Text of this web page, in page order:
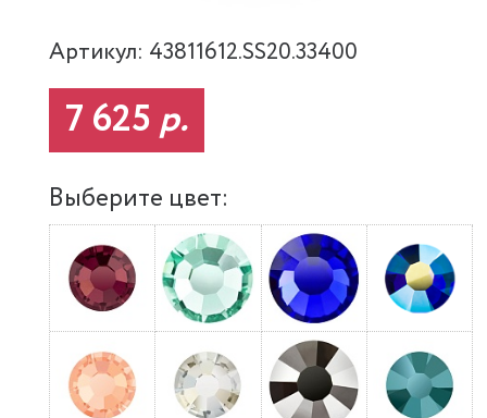
Артикул: 43811612.SS20.33400
7 625 р.
Выберите цвет: